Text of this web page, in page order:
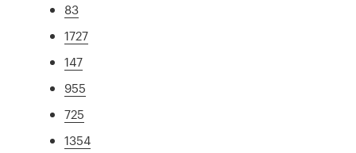
83
1727
147
955
725
1354